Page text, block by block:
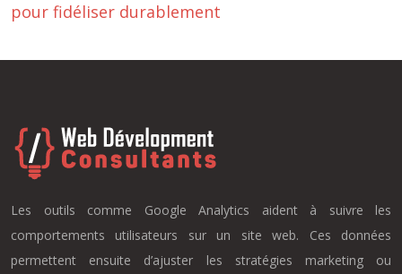
pour fidéliser durablement
Les outils comme Google Analytics aident à suivre les
comportements utilisateurs sur un site web. Ces données
permettent ensuite d’ajuster les stratégies marketing ou